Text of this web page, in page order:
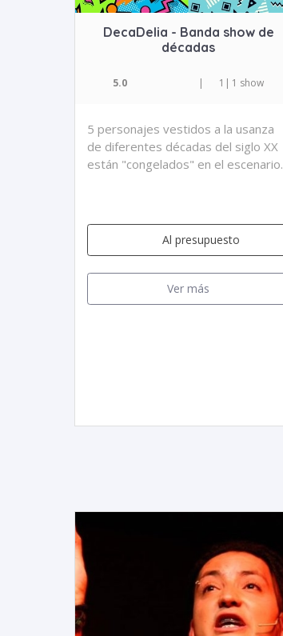
DecaDelia - Banda show de
décadas
5.0 | 1 | 1 show
5 personajes vestidos a la usanza
de diferentes décadas del siglo XX
están "congelados" en el escenario.
Al presupuesto
Ver más